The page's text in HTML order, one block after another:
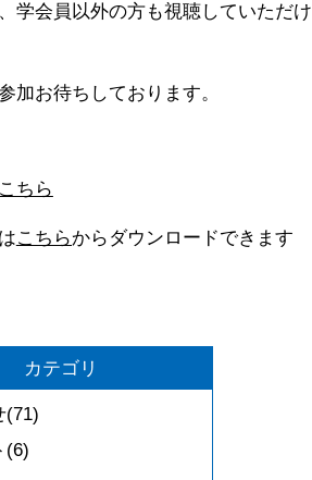
学会員以外の方も視聴していただ
加お待ちしております。
こちら
こちらからダウンロードできます
カテゴリ
(71)
(6)